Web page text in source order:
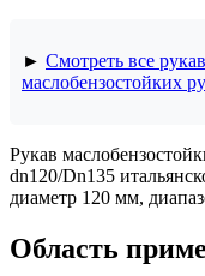
► Смотреть все
маслобензостойких
Рукав
dn120/Dn135
диаметр 120 мм,
Область